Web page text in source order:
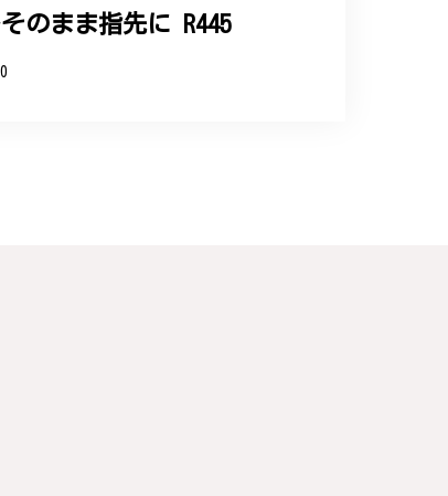
当店を信頼いただけたことを大
ます。
嬉しく思っております。これか
心よりお待ちしております。
のまま指先に R445